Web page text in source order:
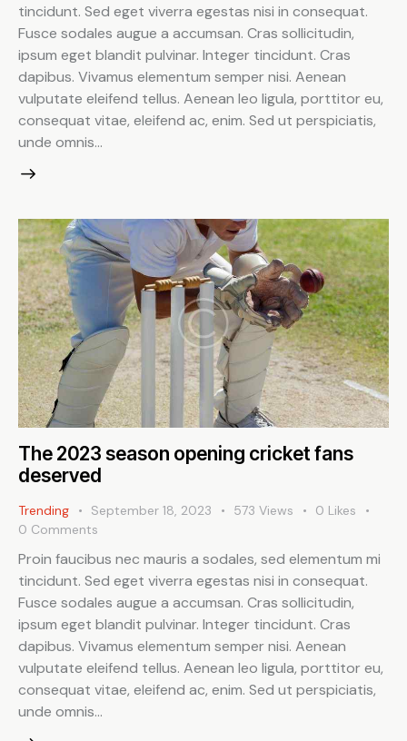
tincidunt. Sed eget viverra egestas nisi in consequat.
Fusce sodales augue a accumsan. Cras sollicitudin,
ipsum eget blandit pulvinar. Integer tincidunt. Cras
dapibus. Vivamus elementum semper nisi. Aenean
vulputate eleifend tellus. Aenean leo ligula, porttitor eu,
consequat vitae, eleifend ac, enim. Sed ut perspiciatis,
unde omnis…
The 2023 season opening cricket fans
deserved
Trending September 18, 2023 573 Views 0 Likes
0 Comments
Proin faucibus nec mauris a sodales, sed elementum mi
tincidunt. Sed eget viverra egestas nisi in consequat.
Fusce sodales augue a accumsan. Cras sollicitudin,
ipsum eget blandit pulvinar. Integer tincidunt. Cras
dapibus. Vivamus elementum semper nisi. Aenean
vulputate eleifend tellus. Aenean leo ligula, porttitor eu,
consequat vitae, eleifend ac, enim. Sed ut perspiciatis,
unde omnis…